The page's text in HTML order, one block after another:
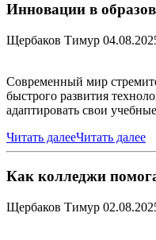
Инновации в
Щербаков Тимур
Современный мир
быстрого развития
адаптировать свои
Читать далееЧитать далее
Как колледжи
Щербаков Тимур